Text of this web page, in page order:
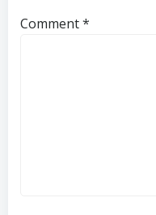
Comment*